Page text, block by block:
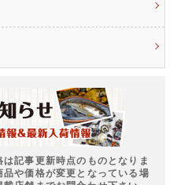
記事更新時点のものとなりま
や価格が変更となっている場